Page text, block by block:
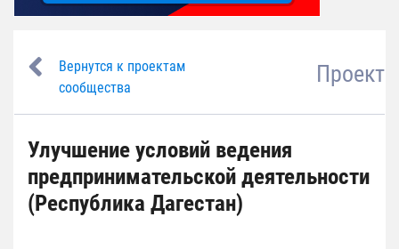
Вернутся к проектам
сообщества
Проект
Улучшение условий ведения
предпринимательской деятельности
(Республика Дагестан)